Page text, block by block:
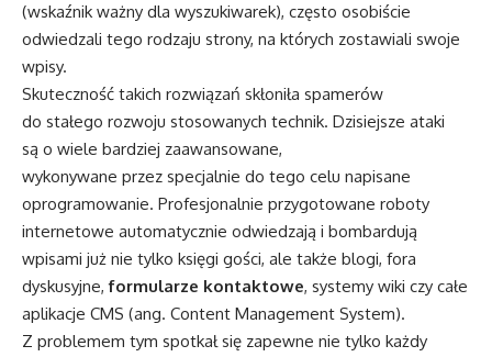
(wskaźnik ważny dla wyszukiwarek), często osobiście
odwiedzali tego rodzaju strony, na których zostawiali swoje
wpisy.
Skuteczność takich rozwiązań skłoniła spamerów
do stałego rozwoju stosowanych technik. Dzisiejsze ataki
są o wiele bardziej zaawansowane,
wykonywane przez specjalnie do tego celu napisane
oprogramowanie. Profesjonalnie przygotowane roboty
internetowe automatycznie odwiedzają i bombardują
wpisami już nie tylko księgi gości, ale także blogi, fora
dyskusyjne,formularze kontaktowe, systemy wiki czy całe
aplikacje CMS (ang. Content Management System).
Z problemem tym spotkał się zapewne nie tylko każdy